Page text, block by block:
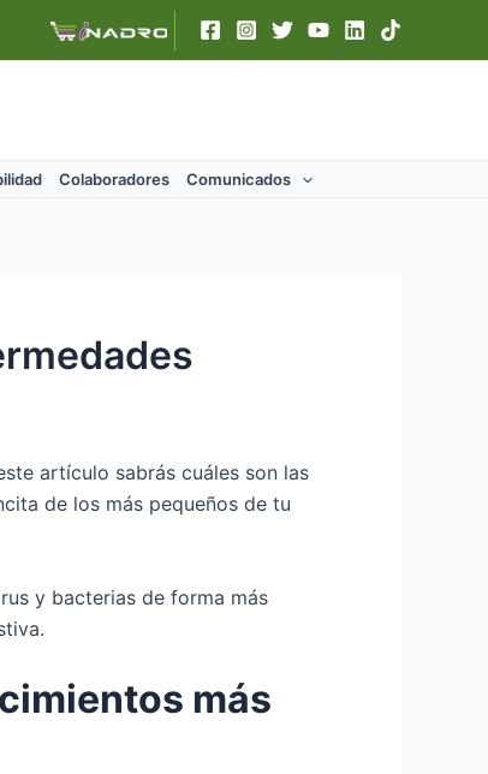
Colaboradores Comunicados
artículo sabrás cuáles son las
de los más pequeños de tu
y bacterias de forma más
más